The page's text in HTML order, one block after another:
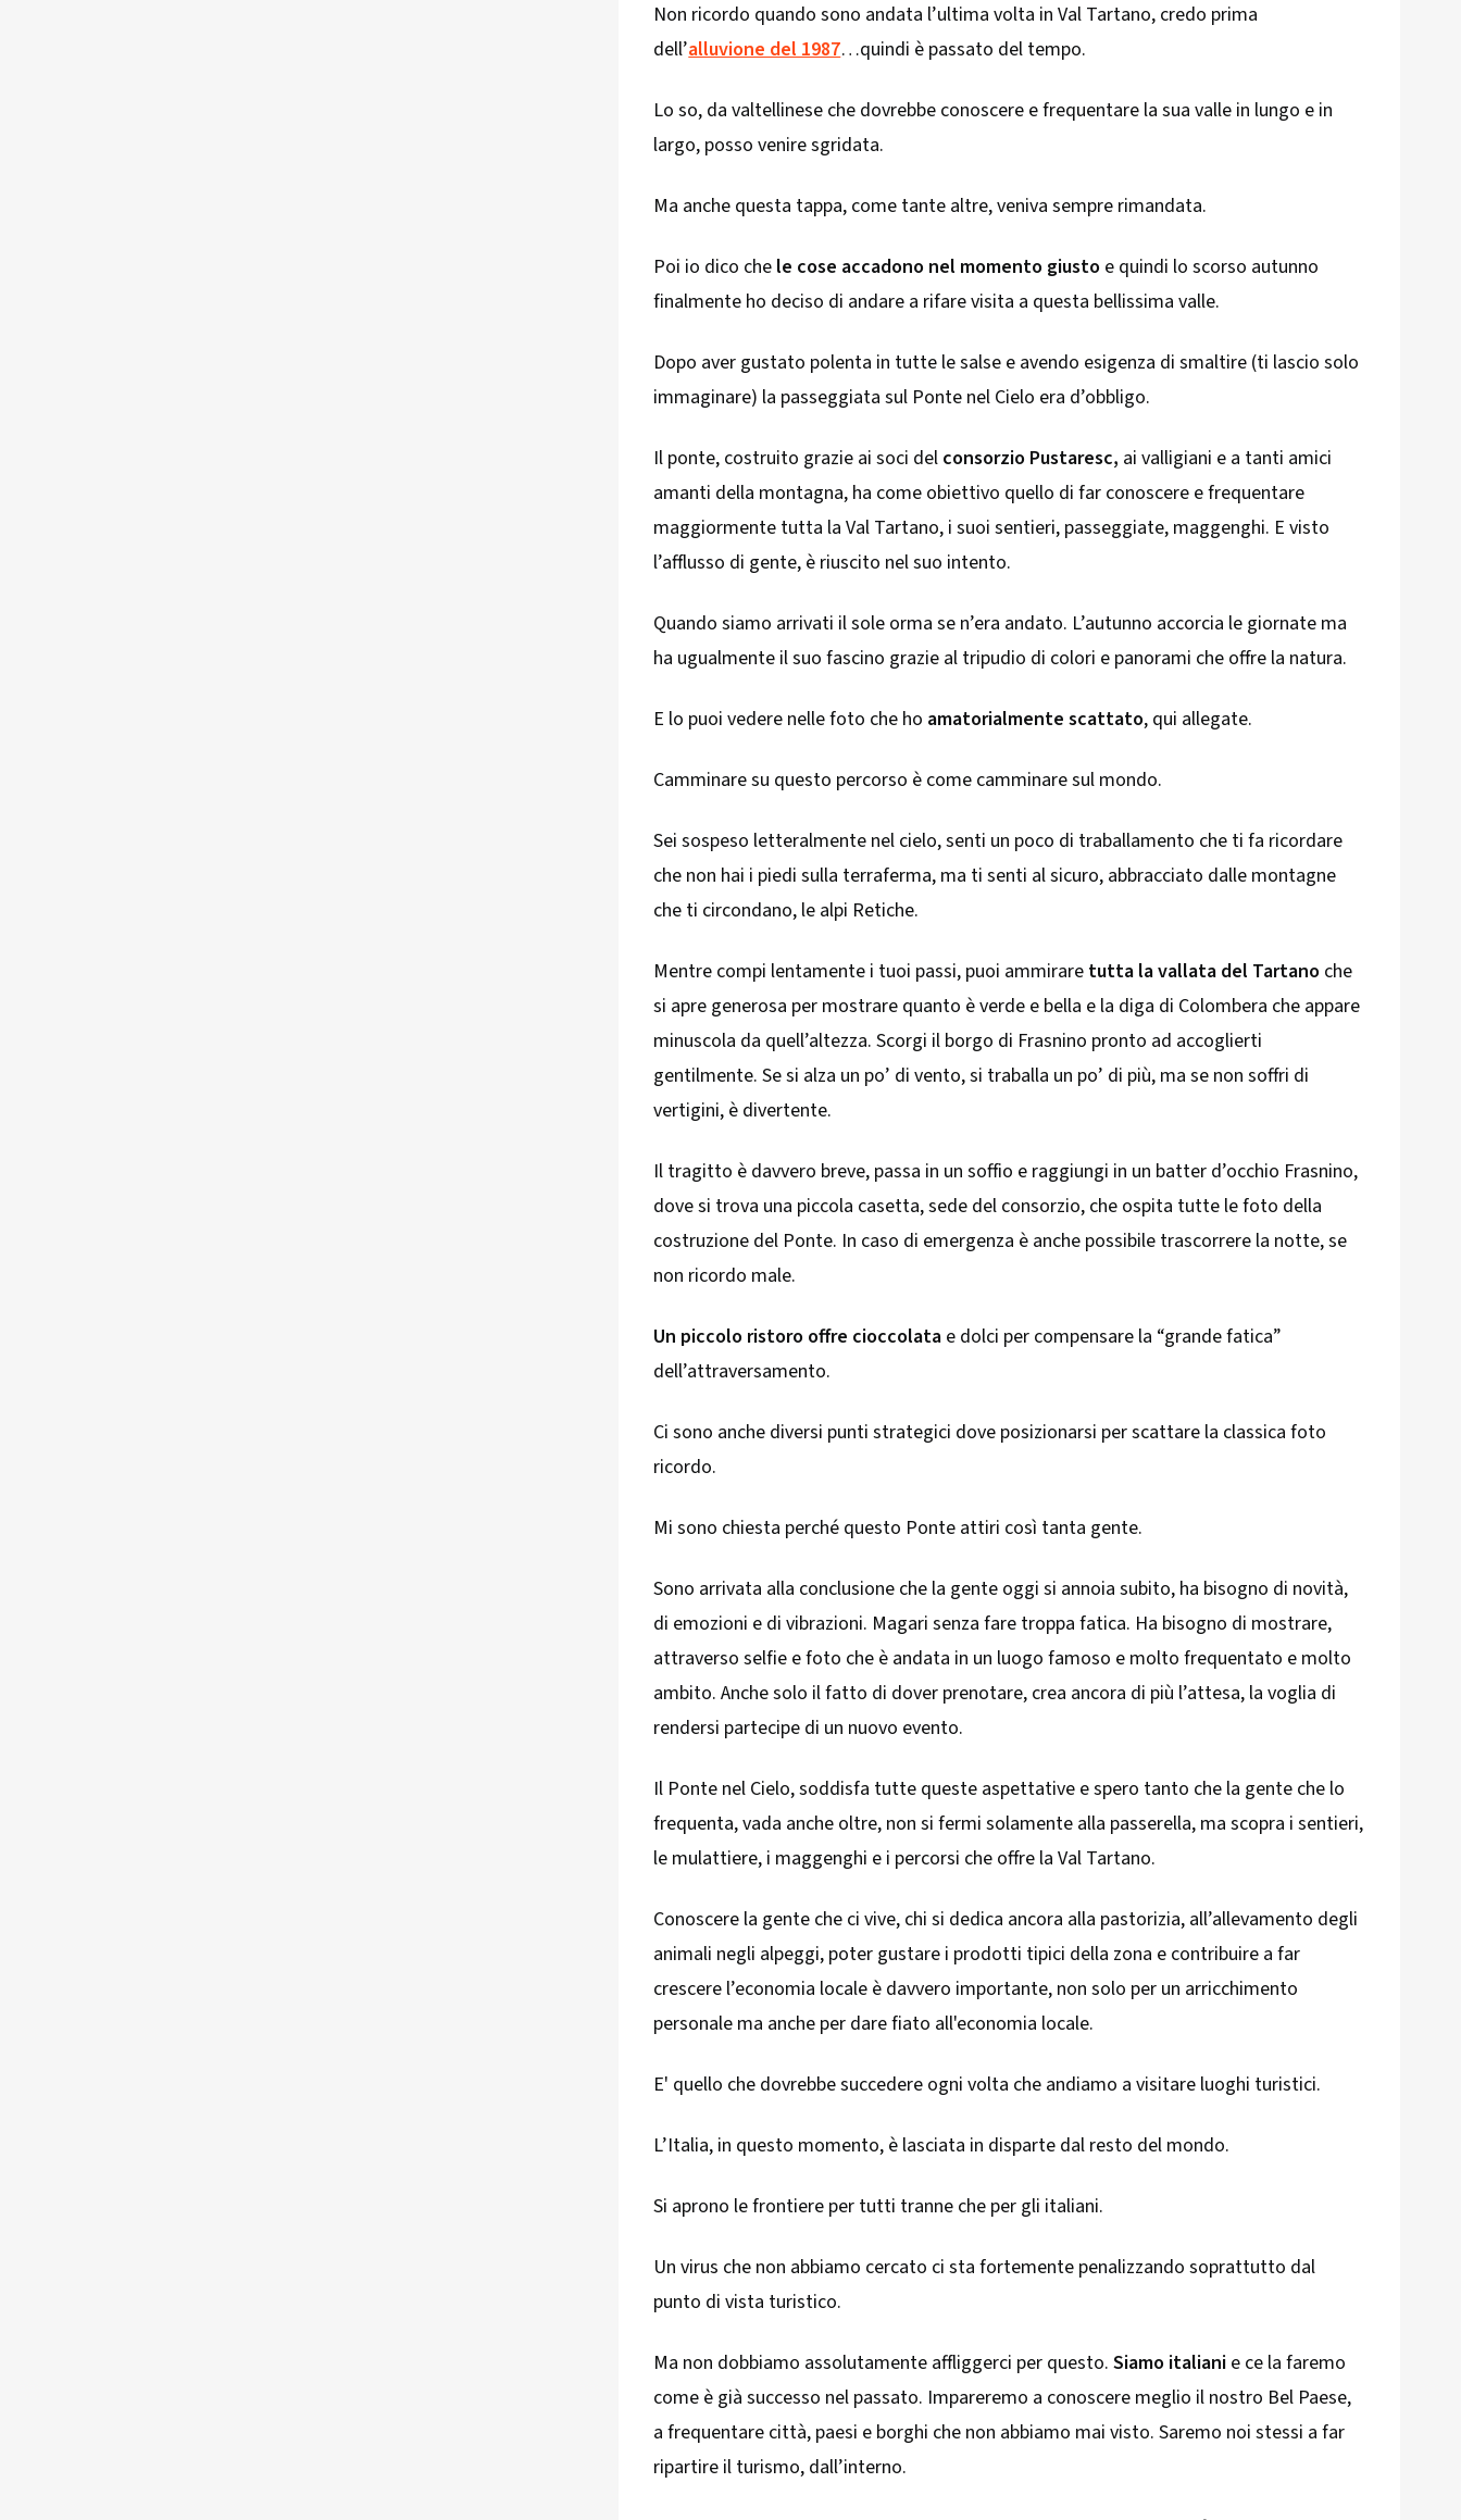
Non ricordo quando sono andata l’ultima volta in Val Tartano, credo prima
dell’alluvione del 1987…quindi è passato del tempo.
Lo so, da valtellinese che dovrebbe conoscere e frequentare la sua valle in lungo e in
largo, posso venire sgridata.
Ma anche questa tappa, come tante altre, veniva sempre rimandata.
Poi io dico che le cose accadono nel momento giusto e quindi lo scorso autunno
finalmente ho deciso di andare a rifare visita a questa bellissima valle.
Dopo aver gustato polenta in tutte le salse e avendo esigenza di smaltire (ti lascio solo
immaginare) la passeggiata sul Ponte nel Cielo era d’obbligo.
Il ponte, costruito grazie ai soci del consorzio Pustaresc, ai valligiani e a tanti amici
amanti della montagna, ha come obiettivo quello di far conoscere e frequentare
maggiormente tutta la Val Tartano, i suoi sentieri, passeggiate, maggenghi. E visto
l’afflusso di gente, è riuscito nel suo intento.
Quando siamo arrivati il sole orma se n’era andato. L’autunno accorcia le giornate ma
ha ugualmente il suo fascino grazie al tripudio di colori e panorami che offre la natura.
E lo puoi vedere nelle foto che ho amatorialmente scattato, qui allegate.
Camminare su questo percorso è come camminare sul mondo.
Sei sospeso letteralmente nel cielo, senti un poco di traballamento che ti fa ricordare
che non hai i piedi sulla terraferma, ma ti senti al sicuro, abbracciato dalle montagne
che ti circondano, le alpi Retiche.
Mentre compi lentamente i tuoi passi, puoi ammirare tutta la vallata del Tartano che
si apre generosa per mostrare quanto è verde e bella e la diga di Colombera che appare
minuscola da quell’altezza. Scorgi il borgo di Frasnino pronto ad accoglierti
gentilmente. Se si alza un po’ di vento, si traballa un po’ di più, ma se non soffri di
vertigini, è divertente.
Il tragitto è davvero breve, passa in un soffio e raggiungi in un batter d’occhio Frasnino,
dove si trova una piccola casetta, sede del consorzio, che ospita tutte le foto della
costruzione del Ponte. In caso di emergenza è anche possibile trascorrere la notte, se
non ricordo male.
Un piccolo ristoro offre cioccolata e dolci per compensare la “grande fatica”
dell’attraversamento.
Ci sono anche diversi punti strategici dove posizionarsi per scattare la classica foto
ricordo.
Mi sono chiesta perché questo Ponte attiri così tanta gente.
Sono arrivata alla conclusione che la gente oggi si annoia subito, ha bisogno di novità,
di emozioni e di vibrazioni. Magari senza fare troppa fatica. Ha bisogno di mostrare,
attraverso selfie e foto che è andata in un luogo famoso e molto frequentato e molto
ambito. Anche solo il fatto di dover prenotare, crea ancora di più l’attesa, la voglia di
rendersi partecipe di un nuovo evento.
Il Ponte nel Cielo, soddisfa tutte queste aspettative e spero tanto che la gente che lo
frequenta, vada anche oltre, non si fermi solamente alla passerella, ma scopra i sentieri,
le mulattiere, i maggenghi e i percorsi che offre la Val Tartano.
Conoscere la gente che ci vive, chi si dedica ancora alla pastorizia, all’allevamento degli
animali negli alpeggi, poter gustare i prodotti tipici della zona e contribuire a far
crescere l’economia locale è davvero importante, non solo per un arricchimento
personale ma anche per dare fiato all'economia locale.
E' quello che dovrebbe succedere ogni volta che andiamo a visitare luoghi turistici.
L’Italia, in questo momento, è lasciata in disparte dal resto del mondo.
Si aprono le frontiere per tutti tranne che per gli italiani.
Un virus che non abbiamo cercato ci sta fortemente penalizzando soprattutto dal
punto di vista turistico.
Ma non dobbiamo assolutamente affliggerci per questo.Siamo italiani e ce la faremo
come è già successo nel passato. Impareremo a conoscere meglio il nostro Bel Paese,
a frequentare città, paesi e borghi che non abbiamo mai visto. Saremo noi stessi a far
ripartire il turismo, dall’interno.